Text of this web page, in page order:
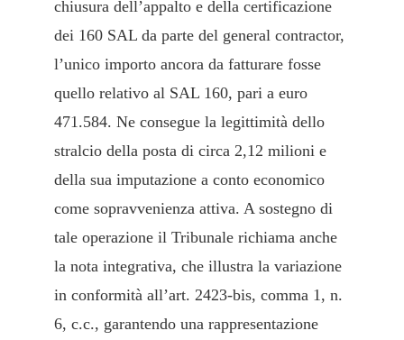
chiusura dell’appalto e della certificazione
dei 160 SAL da parte del general contractor,
l’unico importo ancora da fatturare fosse
quello relativo al SAL 160, pari a euro
471.584. Ne consegue la legittimità dello
stralcio della posta di circa 2,12 milioni e
della sua imputazione a conto economico
come sopravvenienza attiva. A sostegno di
tale operazione il Tribunale richiama anche
la nota integrativa, che illustra la variazione
in conformità all’art. 2423-bis, comma 1, n.
6, c.c., garantendo una rappresentazione